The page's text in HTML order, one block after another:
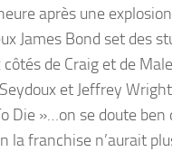
après une
James Bond set des
côtés de Craig et de
et Jeffrey
Die »…on se doute ben
la franchise n’aurait